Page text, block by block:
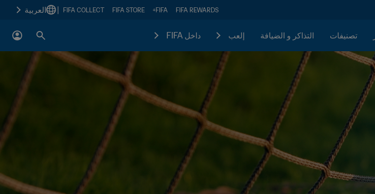
FIFA REWARDS
FIFA+
FIFA STORE
FIFA COLLECT العربية
تصنيفات التذاكر و الضيافة إلعب داخل FIFA